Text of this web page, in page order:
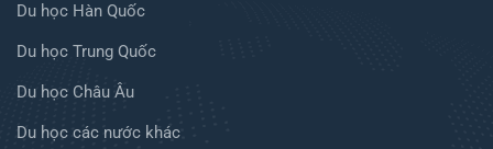
Du học Hàn Quốc
Du học Trung Quốc
Du học Châu Âu
Du học các nước khác